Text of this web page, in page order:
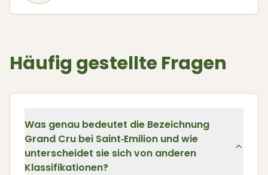
Häufig gestellte Fragen
Was genau bedeutet die Bezeichnung
Grand Cru bei Saint‑Emilion und wie
unterscheidet sie sich von anderen
Klassifikationen?